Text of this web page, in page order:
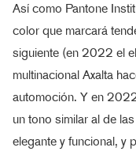
Así como Pantone
color que marcará
siguiente (en 2022 el
multinacional Axalta
automoción. Y en
un tono similar al de
elegante y funcional, y